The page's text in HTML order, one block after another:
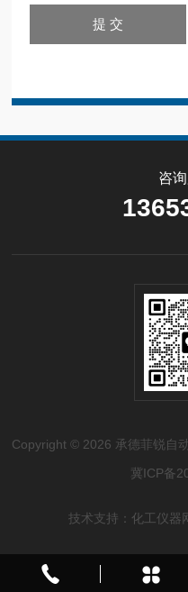
咨
Copyright © 2026 承德菲锐自
冀ICP备
技术支持： 化工仪器